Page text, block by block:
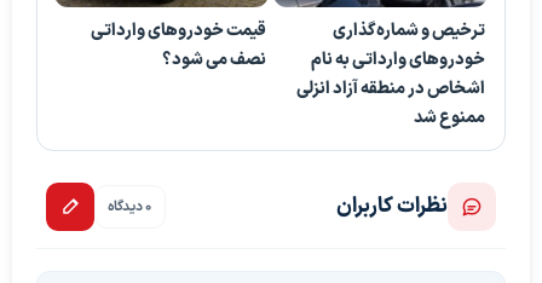
ترخیص و شماره‌گذاری
خودروهای وارداتی به نام
اشخاص در منطقه آزاد انزلی
ممنوع شد
قیمت خودروهای وارداتی
نصف می شود؟
نظرات کاربران 0 دیدگاه